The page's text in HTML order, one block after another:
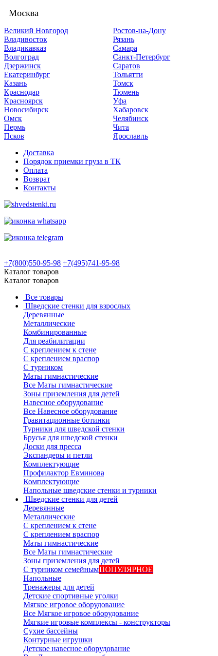
Москва
Великий Новгород
Владивосток
Владикавказ
Волгоград
Дзержинск
Екатеринбург
Казань
Краснодар
Красноярск
Новосибирск
Омск
Пермь
Псков
Ростов-на-Дону
Рязань
Самара
Санкт-Петербург
Саратов
Тольятти
Томск
Тюмень
Уфа
Хабаровск
Челябинск
Чита
Ярославль
Доставка
Порядок приемки груза в ТК
Оплата
Возврат
Контакты
+7(800)550-95-98 +7(495)741-95-98
Каталог товаров
Каталог товаров
Все товары
Шведские стенки для взрослых
Деревянные
Металлические
Комбинированные
Для реабилитации
С креплением к стене
С креплением враспор
С турником
Маты гимнастические
Все Маты гимнастические
Зоны приземления для детей
Навесное оборудование
Все Навесное оборудование
Гравитационные ботинки
Турники для шведской стенки
Брусья для шведской стенки
Доски для пресса
Экспандеры и петли
Комплектующие
Профилактор Евминова
Комплектующие
Напольные шведские стенки и турники
Шведские стенки для детей
Деревянные
Металлические
С креплением к стене
С креплением враспор
Маты гимнастические
Все Маты гимнастические
Зоны приземления для детей
С турником семейнымПОПУЛЯРНОЕ
Напольные
Тренажеры для детей
Детские спортивные уголки
Мягкое игровое оборудование
Все Мягкое игровое оборудование
Мягкие игровые комплексы - конструкторы
Сухие бассейны
Контурные игрушки
Детское навесное оборудование